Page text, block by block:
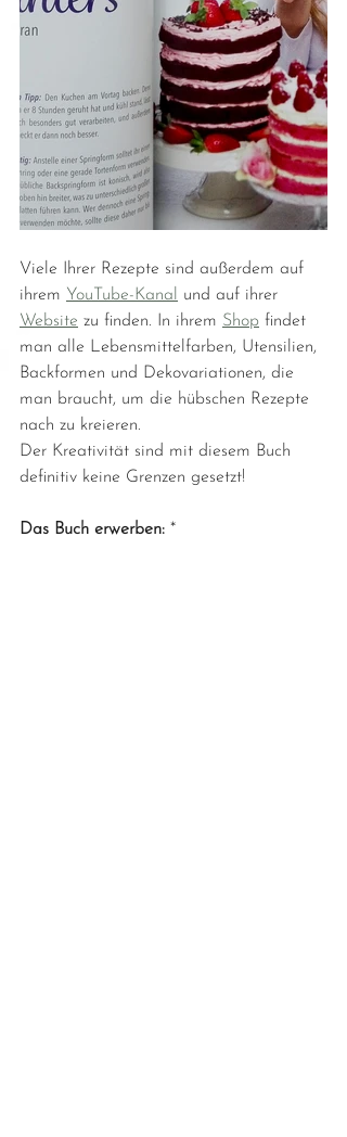
Viele Ihrer Rezepte sind außerdem auf
ihrem YouTube-Kanal und auf ihrer
Website zu finden. In ihrem Shop findet
man alle Lebensmittelfarben, Utensilien,
Backformen und Dekovariationen, die
man braucht, um die hübschen Rezepte
nach zu kreieren.
Der Kreativität sind mit diesem Buch
definitiv keine Grenzen gesetzt!
Das Buch erwerben: *